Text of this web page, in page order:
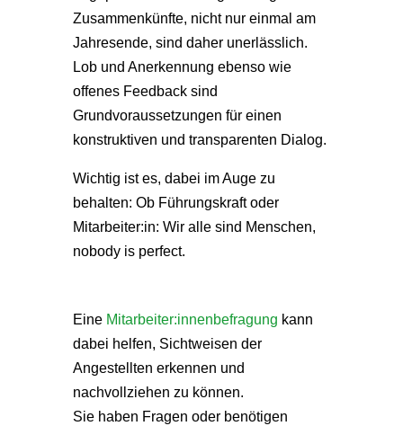
Zusammenkünfte, nicht nur einmal am
Jahresende, sind daher unerlässlich.
Lob und Anerkennung ebenso wie
offenes Feedback sind
Grundvoraussetzungen für einen
konstruktiven und transparenten Dialog.
Wichtig ist es, dabei im Auge zu
behalten: Ob Führungskraft oder
Mitarbeiter:in: Wir alle sind Menschen,
nobody is perfect.
Eine Mitarbeiter:innenbefragung kann
dabei helfen, Sichtweisen der
Angestellten erkennen und
nachvollziehen zu können.
Sie haben Fragen oder benötigen